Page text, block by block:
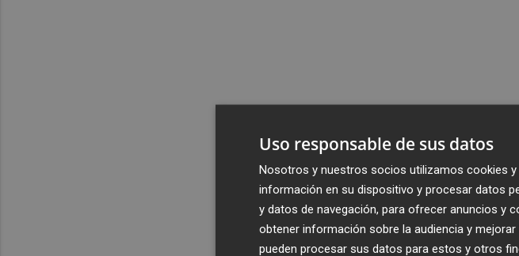
Uso responsable de sus datos
Nosotros y nuestros socios utilizamos cookies
información en su dispositivo y procesar datos
y datos de navegación, para ofrecer anuncios y
obtener información sobre la audiencia y mejorar
pueden procesar sus datos para estos y otros